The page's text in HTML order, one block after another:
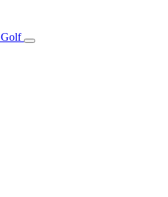
Golf